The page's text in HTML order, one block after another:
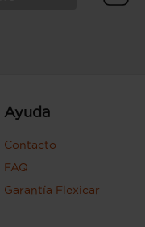
Ayuda
Contacto
FAQ
Garantía Flexicar